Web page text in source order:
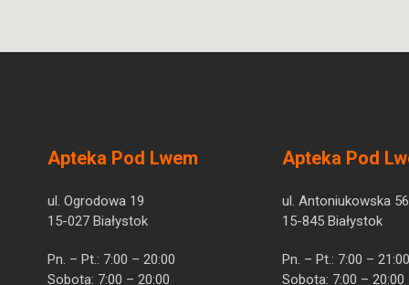
Apteka Pod Lwem
ul. Ogrodowa 19
15-027 Białystok
Pn. – Pt.: 7:00 – 20:00
Sobota: 7:00 – 20:00
Apteka Pod
ul. Antoniukowska 56
15-845 Białystok
Pn. – Pt.: 7:00 – 21:00
Sobota: 7:00 – 20:00